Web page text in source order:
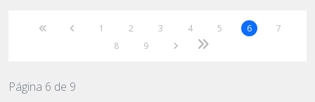
1 2 3 4 5 6
7
8
9
Página 6 de 9